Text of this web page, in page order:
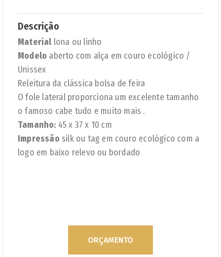
Descrição
Material lona ou linho
Modelo aberto com alça em couro ecológico /
Unissex
Releitura da clássica bolsa de feira
O fole lateral proporciona um excelente tamanho
o famoso cabe tudo e muito mais .
Tamanho: 45 x 37 x 10 cm
Impressão silk ou tag em couro ecológico com a
logo em baixo relevo ou bordado
ORÇAMENTO